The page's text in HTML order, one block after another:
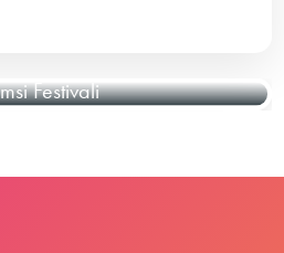
Festivali